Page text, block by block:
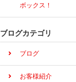
ボックス！
ブログカテゴリ
ブログ
お客様紹介